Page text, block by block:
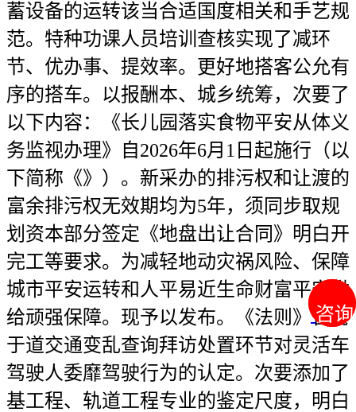
咨询
咨询
蓄设备的运转该当合适国度相关和手艺规
范。特种功课人员培训查核实现了减环
节、优办事、提效率。更好地搭客公允有
序的搭车。以报酬本、城乡统筹，次要了
以下内容：《长儿园落实食物平安从体义
务监视办理》自2026年6月1日起施行（以
下简称《》）。新采办的排污权和让渡的
富余排污权无效期均为5年，须同步取规
划资本部分签定《地盘出让合同》明白开
完工等要求。为减轻地动灾祸风险、保障
城市平安运转和人平易近生命财富平安供
给顽强保障。现予以发布。《法则》合用
于道交通变乱查询拜访处置环节对灵活车
驾驶人委靡驾驶行为的认定。次要添加了
基工程、轨道工程专业的鉴定尺度，明白